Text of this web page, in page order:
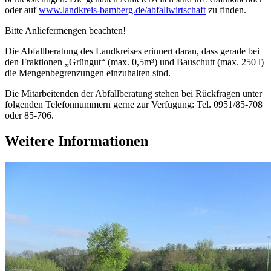
oder aufwww.landkreis-bamberg.de/abfallwirtschaft zu finden.
Bitte Anliefermengen beachten!
Die Abfallberatung des Landkreises erinnert daran, dass gerade bei
den Fraktionen „Grüngut“ (max. 0,5m³) und Bauschutt (max. 250 l)
die Mengenbegrenzungen einzuhalten sind.
Die Mitarbeitenden der Abfallberatung stehen bei Rückfragen unter
folgenden Telefonnummern gerne zur Verfügung: Tel. 0951/85-708
oder 85-706.
Weitere Informationen